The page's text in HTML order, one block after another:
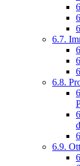
6.7.
6.8.
6.9.